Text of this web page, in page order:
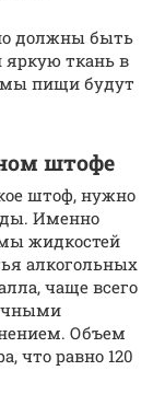
должны быть
ткань в
пищи будут
штофе
штоф, нужно
Именно
жидкостей
алкогольных
чаще всего
Объем
что равно 120